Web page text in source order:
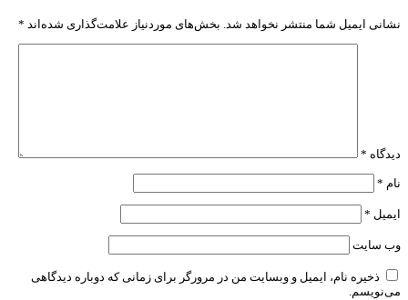
نشانی ایمیل شما منتشر نخواهد شد. بخش‌های موردنیاز علامت‌گذاری شده‌اند *
دیدگاه *
نام *
ایمیل *
وب‌ سایت
ذخیره نام، ایمیل و وبسایت من در مرورگر برای زمانی که دوباره دیدگاهی
می‌نویسم.